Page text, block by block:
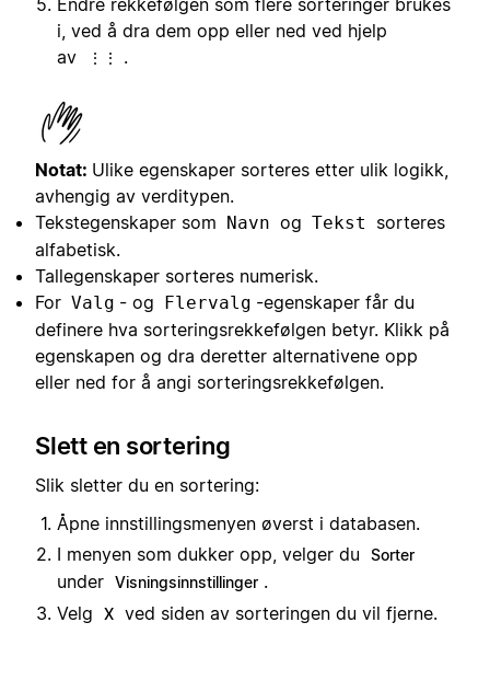
i, ved å dra dem opp eller ned ved hjelp
av
⋮⋮ .
Notat: Ulike egenskaper sorteres etter ulik logikk,
avhengig av verditypen.
Tekstegenskaper som Navn og Tekst
sorteres
alfabetisk.
Tallegenskaper sorteres numerisk.
For Valg - og Flervalg -egenskaper får du
definere hva sorteringsrekkefølgen betyr. Klikk på
egenskapen og dra deretter alternativene opp
eller ned for å angi sorteringsrekkefølgen.
Slett en sortering
Slik sletter du en sortering:
Åpne innstillingsmenyen øverst i databasen.
I menyen som dukker opp, velger du
Sorter
under Visningsinnstillinger .
Velg
X ved siden av sorteringen du vil fjerne.